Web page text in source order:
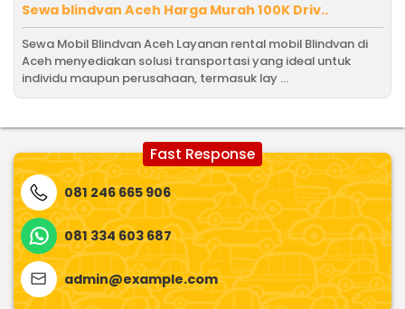
Sewa blindvan Aceh Harga Murah 100K Driv..
Sewa Mobil Blindvan Aceh Layanan rental mobil Blindvan di
Aceh menyediakan solusi transportasi yang ideal untuk
individu maupun perusahaan, termasuk lay ...
Fast Response
081 246 665 906
081 334 603 687
admin@example.com